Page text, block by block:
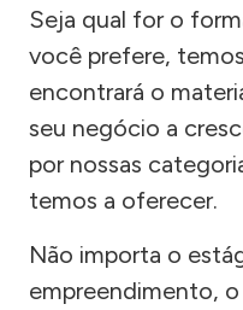
Seja qual for o
você prefere,
encontrará o
seu negócio a
por nossas
temos a oferecer.
Não importa o
empreendimento,